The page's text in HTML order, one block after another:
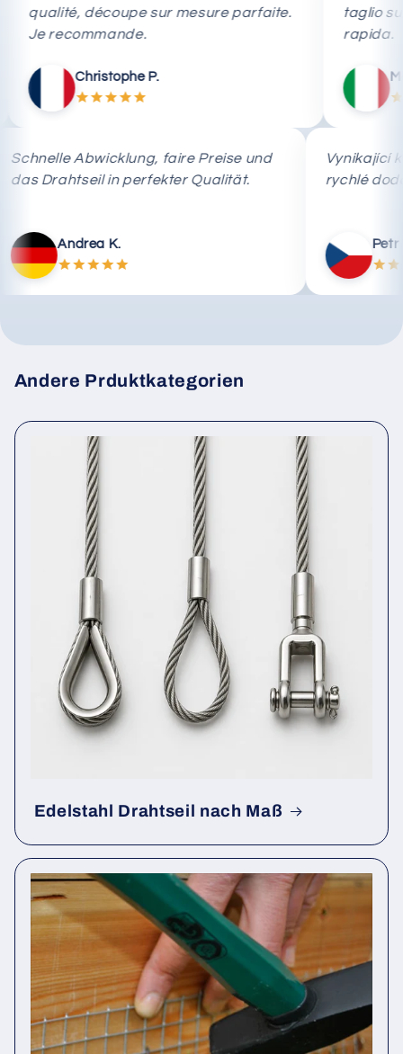
découpe sur mesure parfaite.
recommande.
Christophe P.
taglio su
rapida.
Marco
Schnelle Abwicklung, faire Preise und
das Drahtseil in perfekter Qualität.
Andrea K.
Andere Prduktkategorien
Edelstahl Drahtseil nach Maß